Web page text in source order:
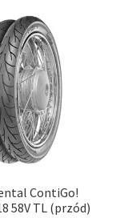
ContiGo!
58V TL (przód)